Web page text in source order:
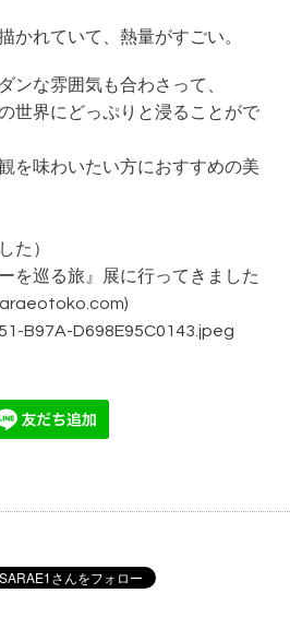
かれていて、熱量がすごい。
ンな雰囲気も合わさって、
世界にどっぷりと浸ることがで
を味わいたい方におすすめの美
た）
を巡る旅』展に行ってきました